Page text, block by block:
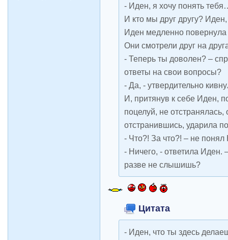
- Иден, я хочу понять
И кто мы друг другу?
Иден медленно повернула
Они смотрели друг на
- Теперь ты доволен? –
ответы на свои вопросы?
- Да, - утвердительно
И, притянув к себе Иден,
поцелуй, не
отстранившись, ударила
- Что?! За что?! – не понял
- Ничего, - ответила Иден.
разве не слышишь?
Цитата
- Иден, что ты здесь